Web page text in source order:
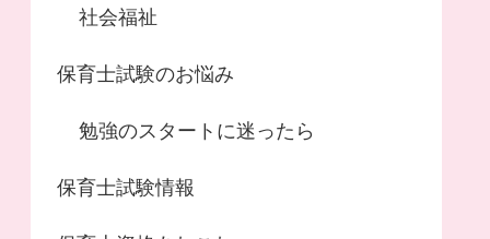
社会福祉
保育士試験のお悩み
勉強のスタートに迷ったら
保育士試験情報